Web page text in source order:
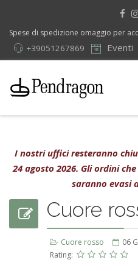
Spese di spedizione omaggio per
Eventi
+39051267869
I nostri uffici resteranno
24 agosto 2026. Gli ordini
saranno evasi
Cuore
Cuore rosso 06
Rating: